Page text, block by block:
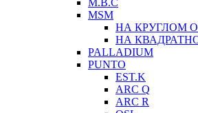
MSM
НА КРУГЛОМ
НА
PALLADIUM
PUNTO
EST.K
ARC Q
ARC R